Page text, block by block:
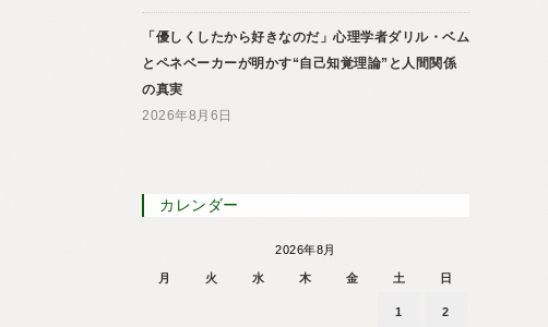
「優しくしたから好きなのだ」心理学者ダリル・ベム
とペネベーカーが明かす“自己知覚理論”と人間関係
の真実
2026年8月6日
カレンダー
2026年8月
月 火 水 木 金 土 日
1 2